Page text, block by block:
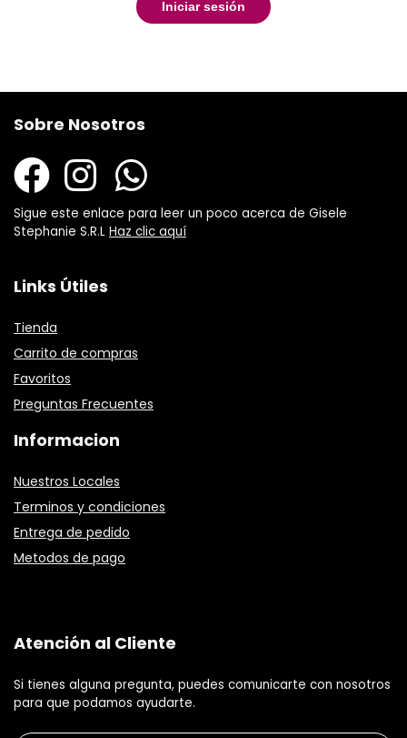
Iniciar sesión
Sobre Nosotros
Sigue este enlace para leer un poco acerca de Gisele
Stephanie S.R.L Haz clic aquí
Links Útiles
Tienda
Carrito de compras
Favoritos
Preguntas Frecuentes
Informacion
Nuestros Locales
Terminos y condiciones
Entrega de pedido
Metodos de pago
Atención al Cliente
Si tienes alguna pregunta, puedes comunicarte con nosotros
para que podamos ayudarte.